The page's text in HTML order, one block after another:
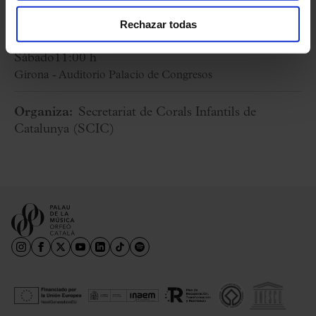
Rechazar todas
18 Julio 2026
Sábado11:00 h
Girona - Auditorio Palacio de Congresos
Organiza: Secretariat de Corals Infantils de
Catalunya (SCIC)